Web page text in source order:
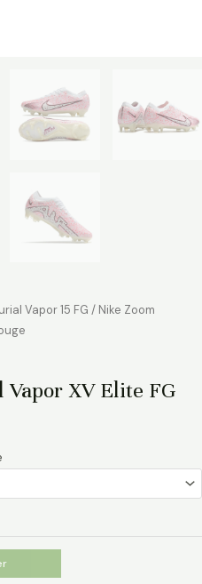
Vapor 15 FG / Nike Zoom
XV Elite FG